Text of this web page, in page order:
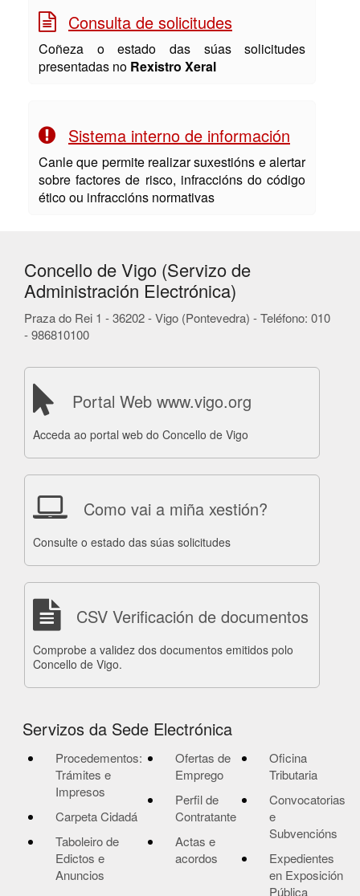
Consulta de solicitudes
Coñeza o estado das súas solicitudes
presentadas no Rexistro Xeral
Sistema interno de información
Canle que permite realizar suxestións e alertar
sobre factores de risco, infraccións do código
ético ou infraccións normativas
Concello de Vigo (Servizo de
Administración Electrónica)
Praza do Rei 1 - 36202 - Vigo (Pontevedra) - Teléfono: 010
- 986810100
Portal Web www.vigo.org
Acceda ao portal web do Concello de Vigo
Como vai a miña xestión?
Consulte o estado das súas solicitudes
CSV Verificación de documentos
Comprobe a validez dos documentos emitidos polo
Concello de Vigo.
Servizos da Sede Electrónica
Procedementos:
Trámites e
Impresos
Carpeta Cidadá
Taboleiro de
Edictos e
Anuncios
Ofertas de
Emprego
Perfil de
Contratante
Actas e
acordos
Oficina
Tributaria
Convocatorias
e
Subvencións
Expedientes
en Exposición
Pública